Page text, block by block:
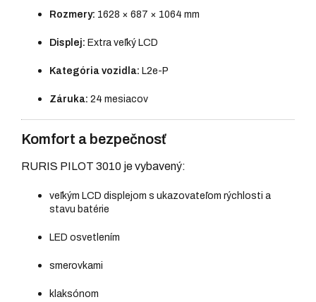
Rozmery: 1628 × 687 × 1064 mm
Displej: Extra veľký LCD
Kategória vozidla: L2e-P
Záruka: 24 mesiacov
Komfort a bezpečnosť
RURIS PILOT 3010 je vybavený:
veľkým LCD displejom s ukazovateľom rýchlosti a
stavu batérie
LED osvetlením
smerovkami
klaksónom